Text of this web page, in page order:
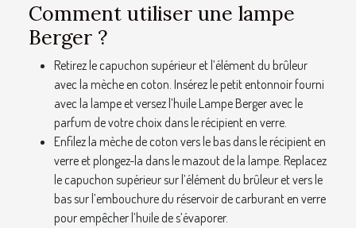
Comment utiliser une lampe
Berger ?
Retirez le capuchon supérieur et l’élément du brûleur
avec la mèche en coton. Insérez le petit entonnoir fourni
avec la lampe et versez l’huile Lampe Berger avec le
parfum de votre choix dans le récipient en verre.
Enfilez la mèche de coton vers le bas dans le récipient en
verre et plongez-la dans le mazout de la lampe. Replacez
le capuchon supérieur sur l’élément du brûleur et vers le
bas sur l’embouchure du réservoir de carburant en verre
pour empêcher l’huile de s’évaporer.